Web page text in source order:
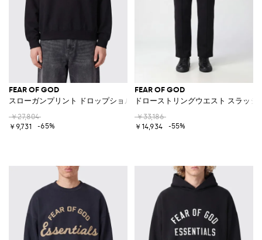
FEAR OF GOD
スローガンプリント ドロップショルダー コットンブレンド クルーネック
￥27,804
￥9,731
-65%
FEAR OF GOD
ドローストリングウエスト スラッ
￥33,186
￥14,934
-55%